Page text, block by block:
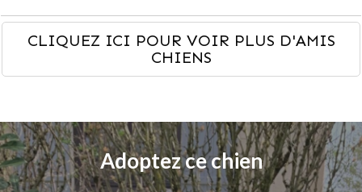
CLIQUEZ ICI POUR VOIR PLUS D'AMIS
CHIENS
Adoptez ce chien